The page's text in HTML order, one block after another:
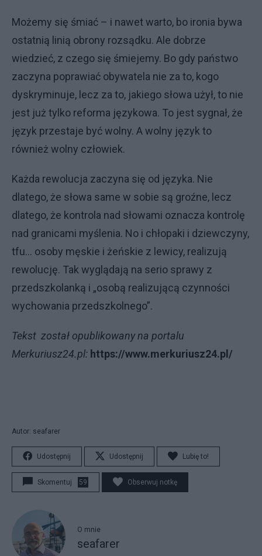
Możemy się śmiać – i nawet warto, bo ironia bywa
ostatnią linią obrony rozsądku. Ale dobrze
wiedzieć, z czego się śmiejemy. Bo gdy państwo
zaczyna poprawiać obywatela nie za to, kogo
dyskryminuje, lecz za to, jakiego słowa użył, to nie
jest już tylko reforma językowa. To jest sygnał, że
język przestaje być wolny. A wolny język to
również wolny człowiek.
Każda rewolucja zaczyna się od języka. Nie
dlatego, że słowa same w sobie są groźne, lecz
dlatego, że kontrola nad słowami oznacza kontrolę
nad granicami myślenia. No i chłopaki i dziewczyny,
tfu… osoby męskie i żeńskie z lewicy, realizują
rewolucję. Tak wyglądają na serio sprawy z
przedszkolanką i „osobą realizującą czynności
wychowania przedszkolnego”.
Tekst został opublikowany na portalu
Merkuriusz24.pl: https://www.merkuriusz24.pl/
Autor: seafarer
Udostępnij Udostępnij Lubię to!
Skomentuj 59 Obserwuj notkę
O mnie
seafarer